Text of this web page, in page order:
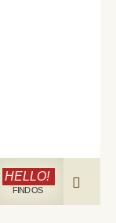
HELLO!
FIND OS